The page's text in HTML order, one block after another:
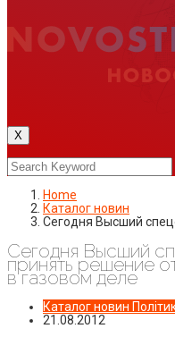
X
Home
Каталог новин
Сегодня Высший
Сегодня Высший
принять решение
в газовом деле
Каталог новин
21.08.2012